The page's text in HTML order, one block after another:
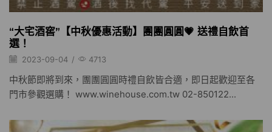
“大宅酒窖”【中秋優惠活動】團團圓圓💗 送禮自飲首
選！
2023-09-04 / 4713
中秋節即將到來，團團圓圓時禮自飲皆合適，即日起歡迎至各
門市參觀選購！ www.winehouse.com.tw 02-850122...